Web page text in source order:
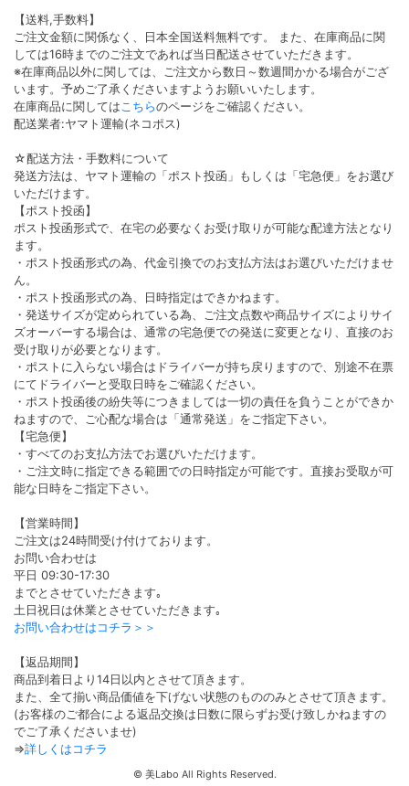
【送料,手数料】
ご注文金額に関係なく、日本全国送料無料です。 また、在庫商品に関
しては16時までのご注文であれば当日配送させていただきます。
※在庫商品以外に関しては、ご注文から数日～数週間かかる場合がござ
います。予めご了承くださいますようお願いいたします。
在庫商品に関してはこちらのページをご確認ください。
配送業者:ヤマト運輸(ネコポス)
☆配送方法・手数料について
発送方法は、ヤマト運輸の「ポスト投函」もしくは「宅急便」をお選び
いただけます。
【ポスト投函】
ポスト投函形式で、在宅の必要なくお受け取りが可能な配達方法となり
ます。
・ポスト投函形式の為、代金引換でのお支払方法はお選びいただけませ
ん。
・ポスト投函形式の為、日時指定はできかねます。
・発送サイズが定められている為、ご注文点数や商品サイズによりサイ
ズオーバーする場合は、通常の宅急便での発送に変更となり、直接のお
受け取りが必要となります。
・ポストに入らない場合はドライバーが持ち戻りますので、別途不在票
にてドライバーと受取日時をご確認ください。
・ポスト投函後の紛失等につきましては一切の責任を負うことができか
ねますので、ご心配な場合は「通常発送」をご指定下さい。
【宅急便】
・すべてのお支払方法でお選びいただけます。
・ご注文時に指定できる範囲での日時指定が可能です。直接お受取が可
能な日時をご指定下さい。
【営業時間】
ご注文は24時間受け付けております。
お問い合わせは
平日 09:30-17:30
までとさせていただきます｡
土日祝日は休業とさせていただきます｡
お問い合わせはコチラ＞＞
【返品期間】
商品到着日より14日以内とさせて頂きます。
また、全て揃い商品価値を下げない状態のもののみとさせて頂きます。
(お客様のご都合による返品交換は日数に限らずお受け致しかねますの
でご了承くださいませ)
⇒詳しくはコチラ
© 美Labo All Rights Reserved.